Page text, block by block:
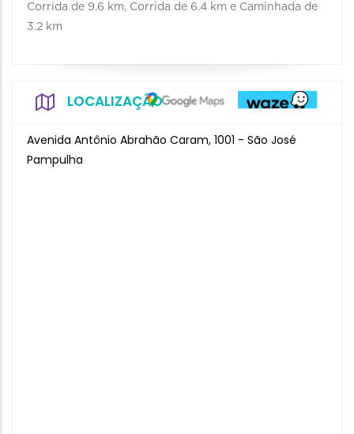
Corrida de 9.6 km, Corrida de 6.4 km e Caminhada de
3.2 km
LOCALIZAÇÃO
Avenida Antônio Abrahão Caram, 1001 - São José
Pampulha